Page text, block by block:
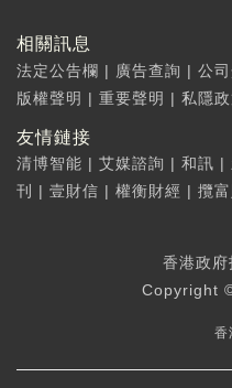
相關訊息
法定公告欄 | 廣告查詢 | 公
版權聲明 | 重要聲明 | 私隱
友情鏈接
清博智能 | 艾媒諮詢 | 和訊 |
刊
| 壹財信 | 權衡財經 | 攬
香港政
Copyright
香